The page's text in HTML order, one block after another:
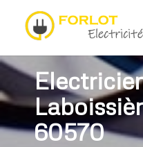
60570